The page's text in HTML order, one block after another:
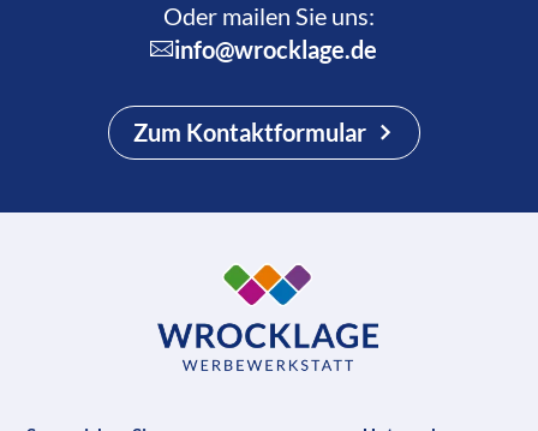
Oder mailen Sie uns:
info@wrocklage.de
Zum Kontaktformular